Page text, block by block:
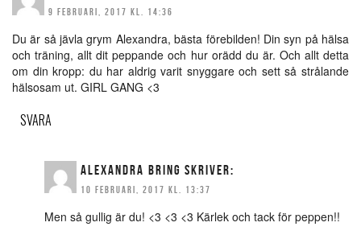
9 FEBRUARI, 2017 KL. 14:36
Du är så jävla grym Alexandra, bästa förebilden! Din syn på hälsa
och träning, allt dit peppande och hur orädd du är. Och allt detta
om din kropp: du har aldrig varit snyggare och sett så strålande
hälsosam ut. GIRL GANG <3
SVARA
ALEXANDRA BRING SKRIVER:
10 FEBRUARI, 2017 KL. 13:37
Men så gullig är du! <3 <3 <3 Kärlek och tack för peppen!!